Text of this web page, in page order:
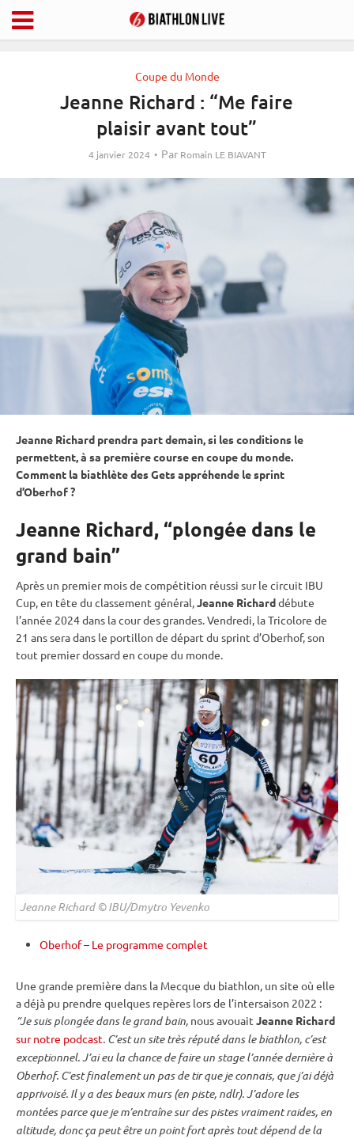
Coupe du Monde
Jeanne Richard : “Me faire
plaisir avant tout”
4 janvier 2024 Par Romain LE BIAVANT
Jeanne Richard prendra part demain, si les conditions le
permettent, à sa première course encoupe du monde.
Comment la biathlète des Gets appréhende lesprint
d’Oberhof?
Jeanne Richard, “plongée dans le
grand bain”
Après un premier mois de compétition réussi sur le circuit IBU
Cup, en tête du classement général,Jeanne Richarddébute
l’année 2024 dans la cour des grandes. Vendredi, la Tricolore de
21 ans sera dans le portillon de départ du sprint d’Oberhof, son
tout premier dossard en coupe du monde.
Jeanne Richard © IBU/Dmytro Yevenko
Oberhof – Le programme complet
Une grande première dans la Mecque du biathlon, un site où elle
a déjà pu prendre quelques repères lors de l’intersaison 2022 :
“Je suis plongée dans le grand bain, nous avouait Jeanne Richard
sur notre podcast. C’est un site très réputé dans le biathlon, c’est
exceptionnel. J’ai eu la chance de faire un stage l’année dernière à
Oberhof. C’est finalement un pas de tirque je connais, que j’ai déjà
apprivoisé. Il y a des beaux murs (en piste, ndlr). J’adore les
montées parce que je m’entraîne sur des pistes vraiment raides, en
altitude, donc ça peut être un point fort après tout dépend de la